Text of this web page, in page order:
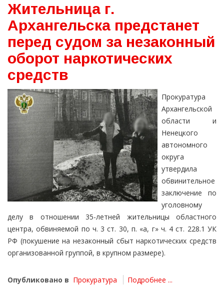
Жительница г.
Архангельска предстанет
перед судом за незаконный
оборот наркотических
средств
Прокуратура
Архангельской
области и
Ненецкого
автономного
округа
утвердила
обвинительное
заключение по
уголовному
делу в отношении 35-летней жительницы областного
центра, обвиняемой по ч. 3 ст. 30, п. «а, г» ч. 4 ст. 228.1 УК
РФ (покушение на незаконный сбыт наркотических средств
организованной группой, в крупном размере).
Опубликовано в Прокуратура Подробнее ...